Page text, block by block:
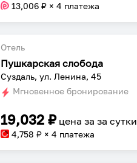
13,006 ₽ × 4 платежа
Отель
Пушкарская слобода
Суздаль, ул. Ленина, 45
Мгновенное бронирование
19,032 ₽ цена заза сутки
4,758 ₽ × 4 платежа